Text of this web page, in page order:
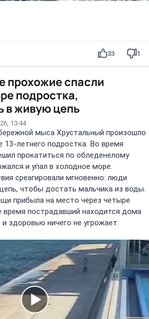
33 1
прохожие спасли
подростка,
в живую цепь
13:44
мыса Хрустальный произошло
13-летнего подростка. Во время
прокатиться по обледенелому
и упал в холодное море.
среагировали мгновенно: люди
чтобы достать мальчика из воды.
прибыла на место через четыре
пострадавший находится дома
здоровью ничего не угрожает.